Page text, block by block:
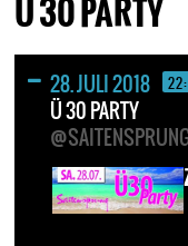
Ü 30 PARTY
28. JULI 2018
Ü 30 PARTY